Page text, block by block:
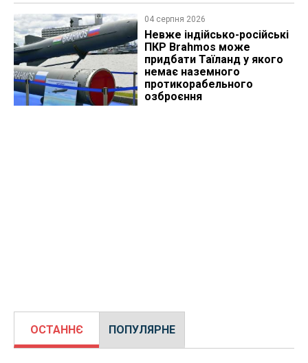
04 серпня 2026
Невже індійсько-російські
ПКР Brahmos може
придбати Таїланд у якого
немає наземного
протикорабельного
озброєння
ОСТАННЄ ПОПУЛЯРНЕ